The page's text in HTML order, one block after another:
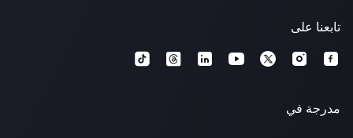
تابعنا على
مدرجة في